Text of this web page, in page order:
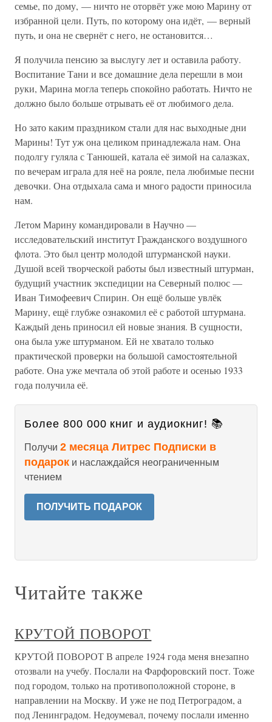
семье, по дому, — ничто не оторвёт уже мою Марину от
избранной цели. Путь, по которому она идёт, — верный
путь, и она не свернёт с него, не остановится…
Я получила пенсию за выслугу лет и оставила работу.
Воспитание Тани и все домашние дела перешли в мои
руки, Марина могла теперь спокойно работать. Ничто не
должно было больше отрывать её от любимого дела.
Но зато каким праздником стали для нас выходные дни
Марины! Тут уж она целиком принадлежала нам. Она
подолгу гуляла с Танюшей, катала её зимой на салазках,
по вечерам играла для неё на рояле, пела любимые песни
девочки. Она отдыхала сама и много радости приносила
нам.
Летом Марину командировали в Научно —
исследовательский институт Гражданского воздушного
флота. Это был центр молодой штурманской науки.
Душой всей творческой работы был известный штурман,
будущий участник экспедиции на Северный полюс —
Иван Тимофеевич Спирин. Он ещё больше увлёк
Марину, ещё глубже ознакомил её с работой штурмана.
Каждый день приносил ей новые знания. В сущности,
она была уже штурманом. Ей не хватало только
практической проверки на большой самостоятельной
работе. Она уже мечтала об этой работе и осенью 1933
года получила её.
Более 800 000 книг и аудиокниг! 📚
Получи 2 месяца Литрес Подписки в
подарок и наслаждайся неограниченным
чтением
ПОЛУЧИТЬ ПОДАРОК
Читайте также
КРУТОЙ ПОВОРОТ
КРУТОЙ ПОВОРОТ В апреле 1924 года меня внезапно
отозвали на учебу. Послали на Фарфоровский пост. Тоже
под городом, только на противоположной стороне, в
направлении на Москву. И уже не под Петроградом, а
под Ленинградом. Недоумевал, почему послали именно